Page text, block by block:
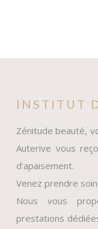
INSTITUT
Zénitude beauté,
Auterive vous
d’apaisement.
Venez prendre
Nous vous
prestations